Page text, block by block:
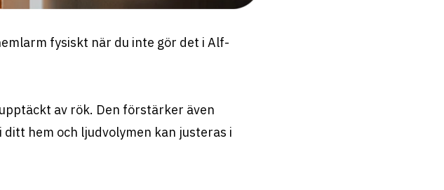
fysiskt när du inte gör det i Alf-
av rök. Den förstärker även
hem och ljudvolymen kan justeras i